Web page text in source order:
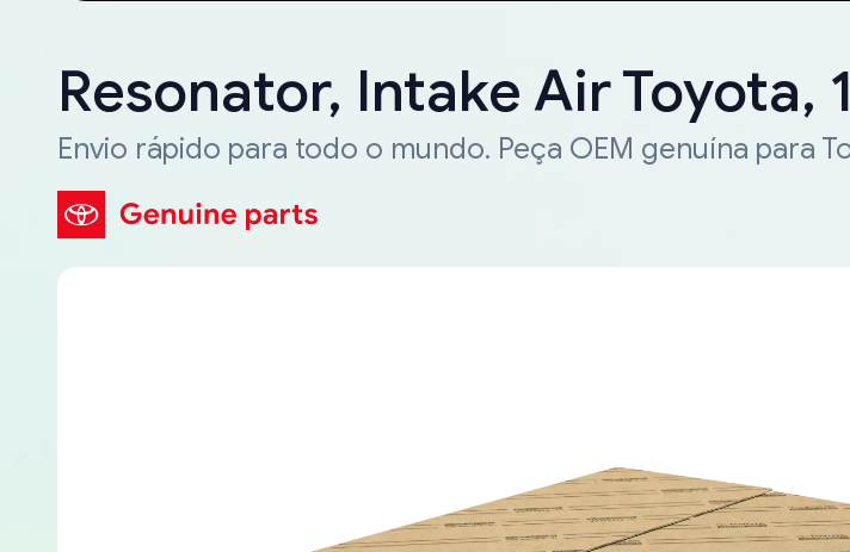
Resonator, Intake Air Toyota,
Envio rápido para todo o mundo. Peça OEM genuína para